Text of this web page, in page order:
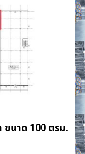
ขนาด 100 ตรม.